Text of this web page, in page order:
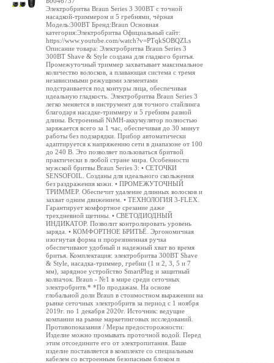
Электробритва Braun Series 3 300BT с точной
насадкой-триммером и 5 гребнями, чёрная
Модель:300BT Бренд:Braun Основная
категория:Электробритва Официальный сайт:
https://www.youtube.com/watch?v=PTqkSOBQZLs
Описание товара: Электробритва Braun Series 3
300BT Shave & Style создана для гладкого бритья.
Промежуточный триммер захватывает максимальное
количество волосков, а плавающая система с тремя
независимыми режущими элементами
подстраивается под контуры лица, обеспечивая
идеальную гладкость. Электробритва Braun Series 3
легко меняется в инструмент для точного стайлинга
благодаря насадке-триммеру и 5 гребням разной
длины. Встроенный NiMH-аккумулятор полностью
заряжается всего за 1 час, обеспечивая до 30 минут
работы без подзарядки. Прибор автоматически
адаптируется к напряжению сети в диапазоне от 100
до 240 В. Это позволяет пользоваться бритвой
практически в любой стране мира. Особенности
мужской бритвы Braun Series 3: • СЕТОЧКИ
SENSOFOIL. Созданы для идеального скольжения
без раздражения кожи. • ПРОМЕЖУТОЧНЫЙ
ТРИММЕР. Обеспечит удаление длинных волосков и
захват одним движением. • ТЕХНОЛОГИЯ 3-FLEX.
Гарантирует комфортное срезание даже
трехдневной щетины. • СВЕТОДИОДНЫЙ
ИНДИКАТОР. Позволит контролировать уровень
заряда. • КОМФОРТНОЕ БРИТЬЁ. Эргономичная
изогнутая форма и прорезиненная ручка
обеспечивают удобный и надежный хват во время
бритья. Комплектация: электробритва 300BT Shave
& Style, насадка-триммер, гребни (1 и 2, 3, 5 и 7
мм), зарядное устройство SmartPlug и защитный
колпачок. Braun - №1 в мире среди сеточных
электробритв.* *По продажам. На основе
глобальной доли Braun в стоимостном выражении на
рынке сеточных электробритв за период с 1 ноября
2019г. по 1 декабря 2020г. Источник: ведущие
компании на рынке маркетинговых исследований.
Противопоказания / Меры предосторожности:
Изделие можно промывать проточной водой. Перед
этим отсоедините его от электропитания. Ваше
изделие поставляется в комплекте со специальным
кабелем со встроенным безопасным блоком п